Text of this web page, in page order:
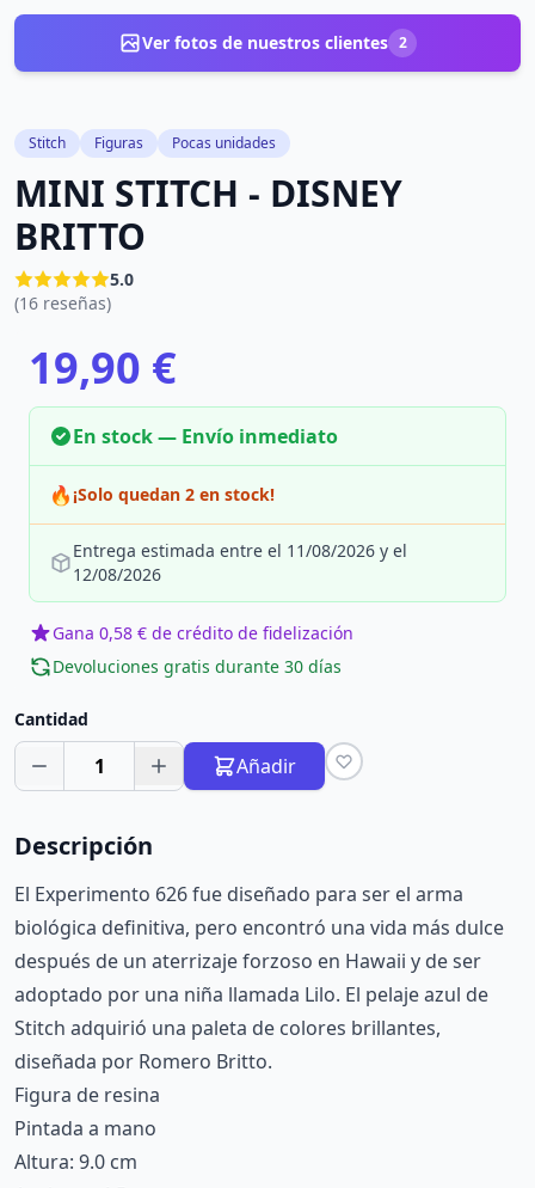
Ver fotos de nuestros clientes 2
Stitch Figuras Pocas unidades
MINI STITCH - DISNEY
BRITTO
5.0
(16 reseñas)
19,90 €
En stock — Envío inmediato
🔥¡Solo quedan 2 en stock!
Entrega estimada entre el 11/08/2026 y el
12/08/2026
Gana 0,58 € de crédito de fidelización
Devoluciones gratis durante 30 días
Cantidad
1 Añadir
Descripción
El Experimento 626 fue diseñado para ser el arma
biológica definitiva, pero encontró una vida más dulce
después de un aterrizaje forzoso en Hawaii y de ser
adoptado por una niña llamada Lilo. El pelaje azul de
Stitch adquirió una paleta de colores brillantes,
diseñada por Romero Britto.
Figura de resina
Pintada a mano
Altura: 9.0 cm